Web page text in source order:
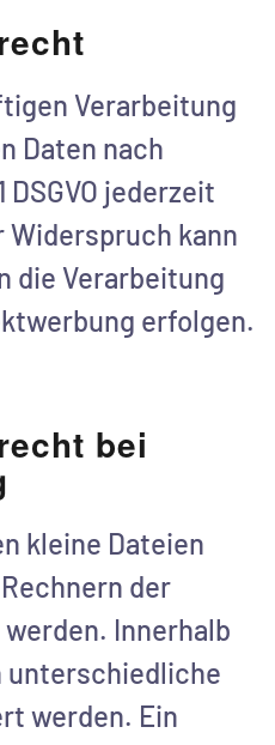
Verarbeitung
Daten nach
DSGVO jederzeit
kann
die Verarbeitung
erfolgen.
bei
kleine Dateien
der
Innerhalb
unterschiedliche
werden. Ein